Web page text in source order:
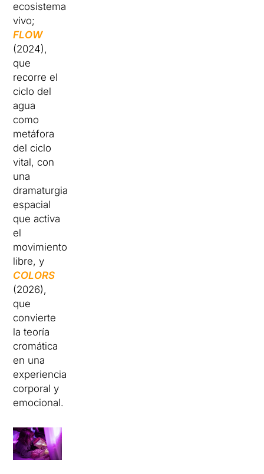
ecosistema
vivo;
FLOW
(2024),
que
recorre el
ciclo del
agua
como
metáfora
del ciclo
vital, con
una
dramaturgia
espacial
que activa
el
movimiento
libre, y
COLORS
(2026),
que
convierte
la teoría
cromática
en una
experiencia
corporal y
emocional.